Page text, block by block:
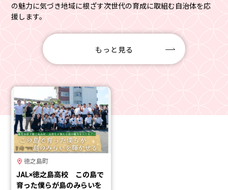
の魅力に気づき地域に根ざす次世代の育成に取組む自治体を応
援します。
もっと見る
徳之島町
JAL×徳之島高校 この島で
育った僕らが島のみらいを